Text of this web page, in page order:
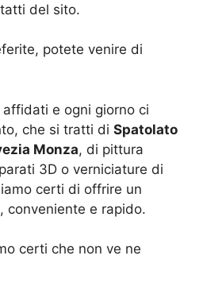
del sito.
potete venire di
e ogni giorno ci
che si tratti di Spatolato
Monza, di pittura
3D o verniciature di
certi di offrire un
conveniente e rapido.
certi che non ve ne